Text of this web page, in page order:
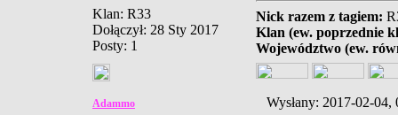
Klan: R33
Dołączył: 28 Sty 2017
Posty: 1
Nick razem z tagiem:
Klan (ew. poprzednie
Województwo (ew.
Adammo Wysłany: 2017-02-